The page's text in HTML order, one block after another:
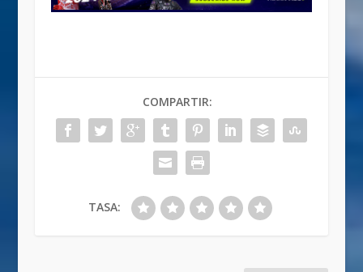
COMPARTIR:
TASA: